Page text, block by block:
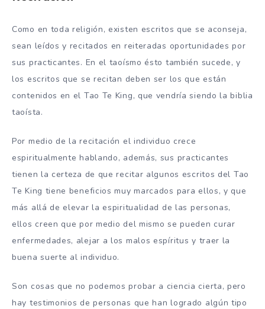
Como en toda religión, existen escritos que se aconseja,
sean leídos y recitados en reiteradas oportunidades por
sus practicantes. En el taoísmo ésto también sucede, y
los escritos que se recitan deben ser los que están
contenidos en el Tao Te King, que vendría siendo la biblia
taoísta.
Por medio de la recitación el individuo crece
espiritualmente hablando, además, sus practicantes
tienen la certeza de que recitar algunos escritos del Tao
Te King tiene beneficios muy marcados para ellos, y que
más allá de elevar la espiritualidad de las personas,
ellos creen que por medio del mismo se pueden curar
enfermedades, alejar a los malos espíritus y traer la
buena suerte al individuo.
Son cosas que no podemos probar a ciencia cierta, pero
hay testimonios de personas que han logrado algún tipo